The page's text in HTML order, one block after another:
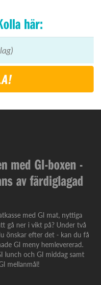
här:
med GI-boxen -
av färdiglagad
med GI mat, nyttiga
gå ner i vikt på? Under två
önskar efter det - kan du få
GI meny hemlevererad.
lunch och GI middag samt
mellanmål!